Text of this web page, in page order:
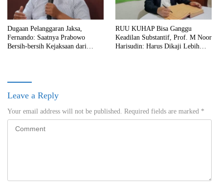
Dugaan Pelanggaran Jaksa,
Fernando: Saatnya Prabowo
Bersih-bersih Kejaksaan dari
RUU KUHAP Bisa Ganggu
Keadilan Substantif, Prof. M Noor
Harisudin: Harus Dikaji Lebih
Leave a Reply
Your email address will not be published. Required fields are marked *